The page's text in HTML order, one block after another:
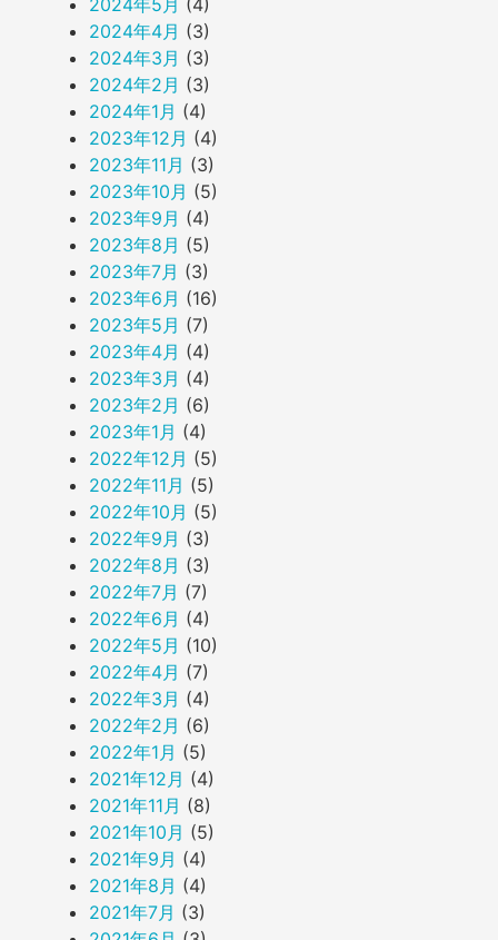
2024年5月 (4)
2024年4月 (3)
2024年3月 (3)
2024年2月 (3)
2024年1月 (4)
2023年12月 (4)
2023年11月 (3)
2023年10月 (5)
2023年9月 (4)
2023年8月 (5)
2023年7月 (3)
2023年6月 (16)
2023年5月 (7)
2023年4月 (4)
2023年3月 (4)
2023年2月 (6)
2023年1月 (4)
2022年12月 (5)
2022年11月 (5)
2022年10月 (5)
2022年9月 (3)
2022年8月 (3)
2022年7月 (7)
2022年6月 (4)
2022年5月 (10)
2022年4月 (7)
2022年3月 (4)
2022年2月 (6)
2022年1月 (5)
2021年12月 (4)
2021年11月 (8)
2021年10月 (5)
2021年9月 (4)
2021年8月 (4)
2021年7月 (3)